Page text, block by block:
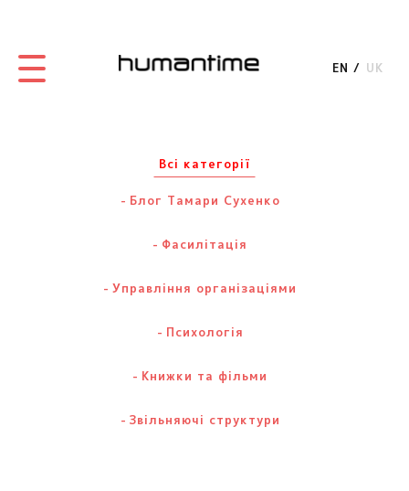
EN UK
Всі категорії
Блог Тамари Сухенко
Фасилітація
Управління організаціями
Психологія
Книжки та фільми
Звільняючі структури